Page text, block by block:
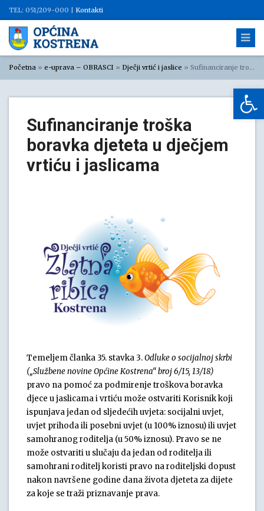
TEL: 051/209-000 | Kontakti
Početna » e-uprava – OBRASCI » Dječji vrtić i jaslice » Sufinanciranje troška boravka djeteta u dječjem vrtiću i jaslicama
Sufinanciranje troška
boravka djeteta u dječjem
vrtiću i jaslicama
Temeljem članka 35. stavka 3.Odluke o socijalnoj skrbi
(„Službene novine Općine Kostrena“ broj 6/15, 13/18)
pravo na pomoć za podmirenje troškova boravka
djece u jaslicama i vrtiću može ostvariti Korisnik koji
ispunjava jedan od sljedećih uvjeta: socijalni uvjet,
uvjet prihoda ili posebni uvjet (u 100% iznosu) ili uvjet
samohranog roditelja (u 50% iznosu). Pravo se ne
može ostvariti u slučaju da jedan od roditelja ili
samohrani roditelj koristi pravo na roditeljski dopust
nakon navršene godine dana života djeteta za dijete
za koje se traži priznavanje prava.